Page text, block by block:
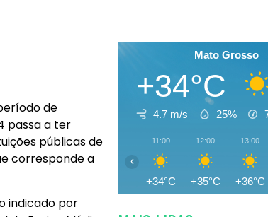
de
passa a ter
públicas de
corresponde a
indicado por
Mato Grosso
+34°C
4.7 m/s 25%
11:00
+34°C
12:00
+35°C
13:00
+36°C
‹